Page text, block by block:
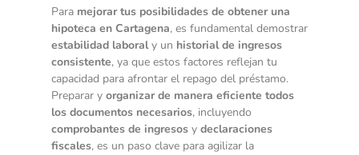
Para mejorar tus posibilidades de obtener una
hipoteca en Cartagena, es fundamental demostrar
estabilidad laboraly un historial de ingresos
consistente, ya que estos factores reflejan tu
capacidad para afrontar el repago del préstamo.
Preparar y organizar de manera eficiente todos
los documentos necesarios, incluyendo
comprobantes de ingresos y declaraciones
fiscales, es un paso clave para agilizar la